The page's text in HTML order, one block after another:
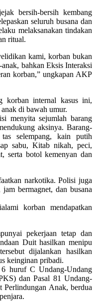
bersih-bersih kembang
seluruh busana dan
melaksanakan tindakan
ritual.
kami, korban bukan
bahkan Eksis Interaksi
korban,” ungkapan AKP
korban internal kasus ini,
di bawah umur.
menyita sejumlah barang
aksinya. Barang-
selempang, kain putih
sabu, Kitab nikah, peci,
serta botol kemenyan dan
narkotika. Polisi juga
bermagnet, dan busana
korban mendapatkan
pekerjaan tetap dan
Duit hasilkan menipu
dijalankan hasilkan
keinginan pribadi.
huruf C Undang-Undang
dan Pasal 81 Undang-
Anak, berdua